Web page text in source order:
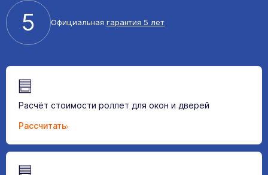
5 Официальная гарантия 5 лет
Расчёт стоимости роллет для окон и дверей
Рассчитать